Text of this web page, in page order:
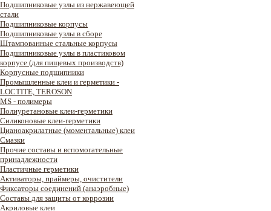
Подшипниковые узлы из нержавеющей
стали
Подшипниковые корпусы
Подшипниковые узлы в сборе
Штампованные стальные корпусы
Подшипниковые узлы в пластиковом
корпусе (для пищевых производств)
Корпусные подшипники
Промышленные клеи и герметики -
LOCTITE, TEROSON
MS - полимеры
Полиуретановые клеи-герметики
Силиконовые клеи-герметики
Цианоакрилатные (моментальные) клеи
Смазки
Прочие составы и вспомогательные
принадлежности
Пластичные герметики
Активаторы, праймеры, очистители
Фиксаторы соединений (анаэробные)
Составы для защиты от коррозии
Акриловые клеи